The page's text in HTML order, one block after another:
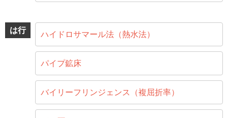
は行 ハイドロサマール法（熱水法）
パイプ鉱床
バイリーフリンジェンス（複屈折率）